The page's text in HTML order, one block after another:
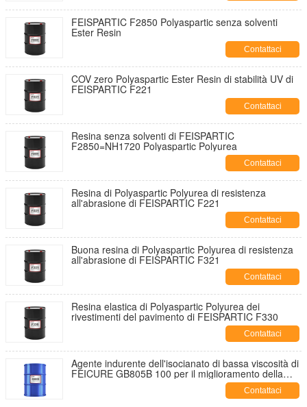
FEISPARTIC F2850 Polyaspartic senza solventi
Ester Resin
Contattaci
COV zero Polyaspartic Ester Resin di stabilità UV di
FEISPARTIC F221
Contattaci
Resina senza solventi di FEISPARTIC
F2850=NH1720 Polyaspartic Polyurea
Contattaci
Resina di Polyaspartic Polyurea di resistenza
all'abrasione di FEISPARTIC F221
Contattaci
Buona resina di Polyaspartic Polyurea di resistenza
all'abrasione di FEISPARTIC F321
Contattaci
Resina elastica di Polyaspartic Polyurea dei
rivestimenti del pavimento di FEISPARTIC F330
Contattaci
Agente indurente dell'isocianato di bassa viscosità di
FEICURE GB805B 100 per il miglioramento della
Contattaci